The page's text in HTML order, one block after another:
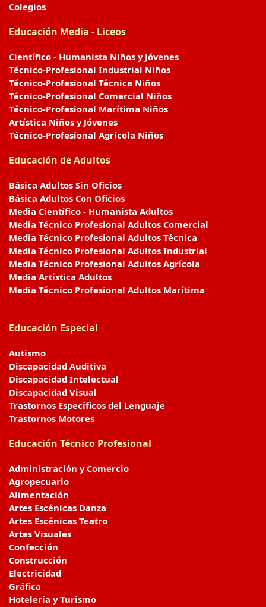
Colegios
Educación Media - Liceos
Científico - Humanista Niños y Jóvenes
Técnico-Profesional Industrial Niños
Técnico-Profesional Técnica Niños
Técnico-Profesional Comercial Niños
Técnico-Profesional Marítima Niños
Artística Niños y Jóvenes
Técnico-Profesional Agrícola Niños
Educación de Adultos
Básica Adultos Sin Oficios
Básica Adultos Con Oficios
Media Científico - Humanista Adultos
Media Técnico Profesional Adultos Comercial
Media Técnico Profesional Adultos Técnica
Media Técnico Profesional Adultos Industrial
Media Técnico Profesional Adultos Agrícola
Media Artística Adultos
Media Técnico Profesional Adultos Marítima
Educación Especial
Autismo
Discapacidad Auditiva
Discapacidad Intelectual
Discapacidad Visual
Trastornos Específicos del Lenguaje
Trastornos Motores
Educación Técnico Profesional
Administración y Comercio
Agropecuario
Alimentación
Artes Escénicas Danza
Artes Escénicas Teatro
Artes Visuales
Confección
Construcción
Electricidad
Gráfica
Hotelería y Turismo